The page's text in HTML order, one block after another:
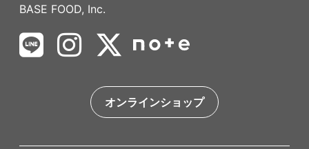
BASE FOOD, Inc.
オンラインショップ